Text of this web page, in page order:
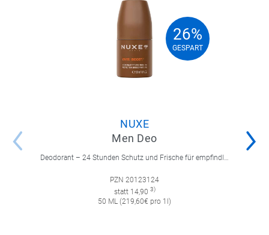
26%
GESPART
26%
GESPART
NUXE
Men Deo
PZN 20123124
statt 14,90 3)
50 ML (219,60€ pro 1l)